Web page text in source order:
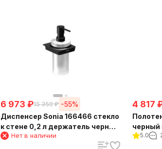
6 973 ₽15 350 ₽ -55%
Диспенсер Sonia 166466 стекло
к стене 0,2 л держатель черный
матовый
Нет в наличии
4 817
черный
5.0